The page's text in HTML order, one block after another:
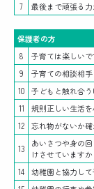
7
最後まで頑張る
保護者の方
8
子育ては楽しいで
9
子育ての相談相
10
子どもと触れ合
11
規則正しい生活
12
忘れ物がないか
13
あいさつや身の
けさせていますか
14 幼稚園と協力し